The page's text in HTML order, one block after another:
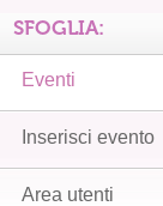
SFOGLIA:
Eventi
Inserisci evento
Area utenti